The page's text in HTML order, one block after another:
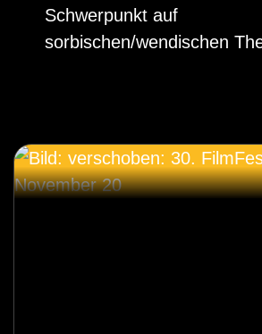
Schwerpunkt auf
sorbischen/wendischen